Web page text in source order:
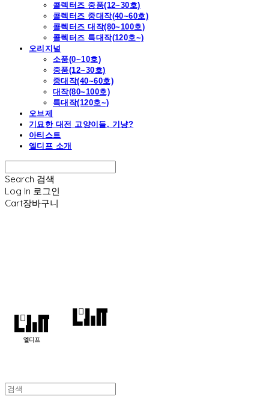
콜렉터즈 중품(12~30호)
콜렉터즈 중대작(40~60호)
콜렉터즈 대작(80~100호)
콜렉터즈 특대작(120호~)
오리지널
소품(0~10호)
중품(12~30호)
중대작(40~60호)
대작(80~100호)
특대작(120호~)
오브제
기묘한 대전 고양이들, 기냥?
아티스트
엘디프 소개
Search 검색
Log In 로그인
Cart장바구니